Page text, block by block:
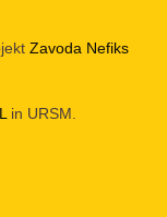
Zavoda Nefiks
in URSM.